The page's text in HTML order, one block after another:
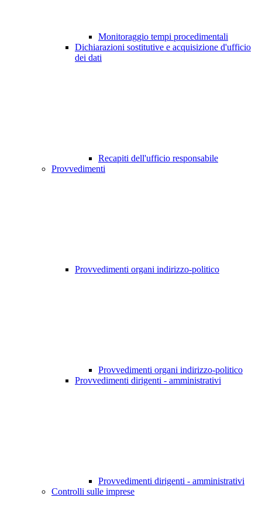
Monitoraggio tempi procedimentali
Dichiarazioni sostitutive e acquisizione d'ufficio
dei dati
Recapiti dell'ufficio responsabile
Provvedimenti
Provvedimenti organi indirizzo-politico
Provvedimenti organi indirizzo-politico
Provvedimenti dirigenti - amministrativi
Provvedimenti dirigenti - amministrativi
Controlli sulle imprese